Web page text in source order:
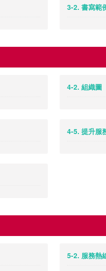
3-2. 書寫範
4-2. 組織圖
4-5. 提升服
5-2. 服務熱